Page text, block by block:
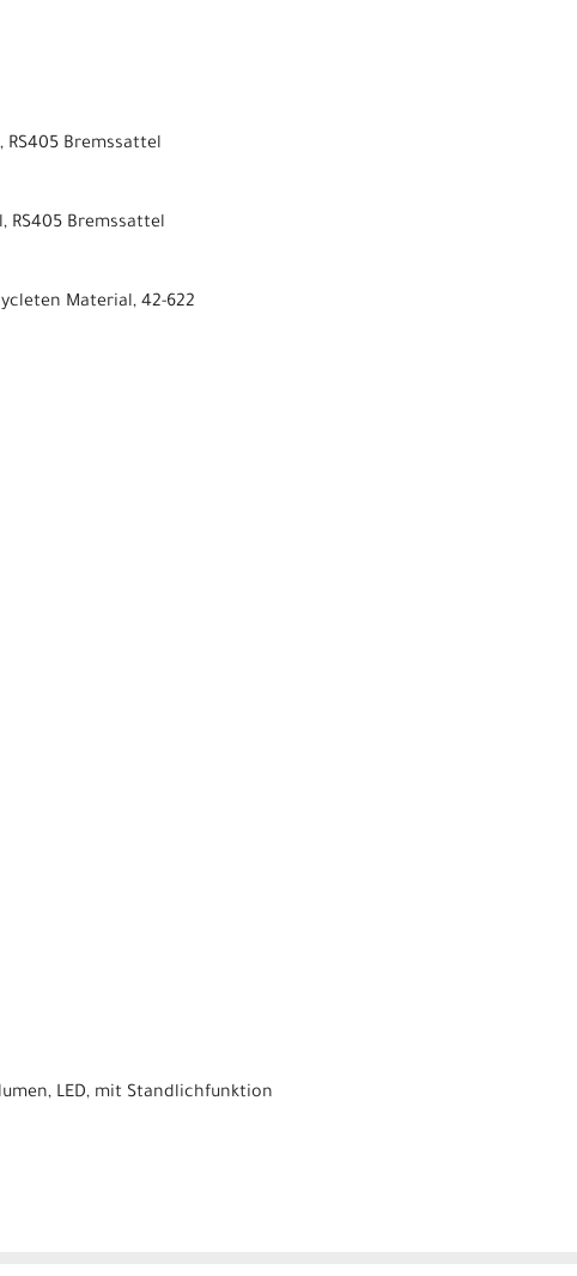
Bremssattel
RS405 Bremssattel
Material, 42-622
LED, mit Standlichfunktion